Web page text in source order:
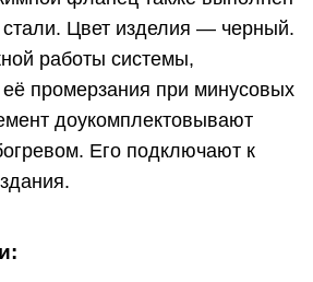
Цвет изделия — черный.
работы системы,
промерзания при минусовых
доукомплектовывают
Его подключают к